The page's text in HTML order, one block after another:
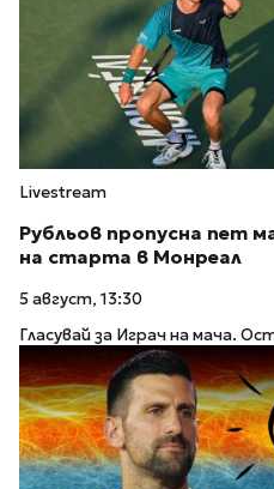
Livestream
Рубльов пропусна пет
на старта в Монреал
5 август, 13:30
Гласувай за Играч на мача.